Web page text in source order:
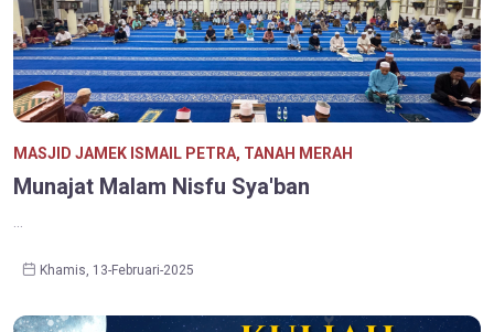
MASJID JAMEK ISMAIL PETRA, TANAH MERAH
Munajat Malam Nisfu Sya'ban
Khamis, 13-Februari-2025